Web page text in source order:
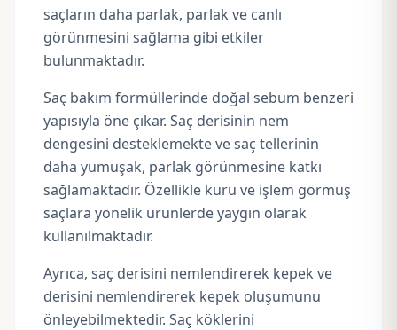
saçların daha parlak, parlak ve canlı
görünmesini sağlama gibi etkiler
bulunmaktadır.
Saç bakım formüllerinde doğal sebum benzeri
yapısıyla öne çıkar. Saç derisinin nem
dengesini desteklemekte ve saç tellerinin
daha yumuşak, parlak görünmesine katkı
sağlamaktadır. Özellikle kuru ve işlem görmüş
saçlara yönelik ürünlerde yaygın olarak
kullanılmaktadır.
Ayrıca, saç derisini nemlendirerek kepek ve
derisini nemlendirerek kepek oluşumunu
önleyebilmektedir. Saç köklerini